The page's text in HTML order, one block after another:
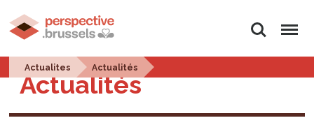
Rechercher
Menu
Actualites Actualités
Actualités